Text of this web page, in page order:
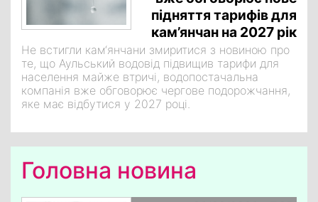
підняття тарифів для
кам’янчан на 2027 рік
Не встигли кам‘янчани змиритися з новиною про
те, що Аульський водовід підвищив тарифи для
населення майже втричі, водопостачальна
компанія вже обговорює чергове подорожчання,
яке має відбутися у 2027 році.
Головна новина